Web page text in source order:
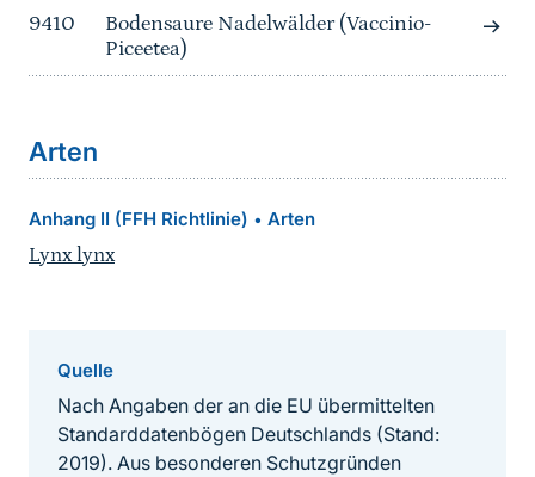
9410
Bodensaure Nadelwälder (Vaccinio-
Piceetea)
Arten
Anhang II (FFH Richtlinie) • Arten
Lynx lynx
Quelle
Nach Angaben der an die EU übermittelten
Standarddatenbögen Deutschlands (Stand:
2019). Aus besonderen Schutzgründen